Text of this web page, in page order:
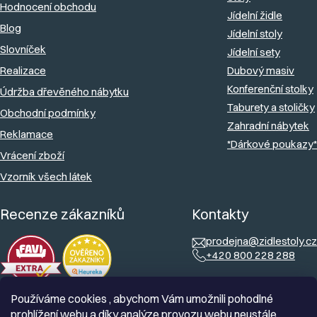
Používáme cookies , abychom Vám umožnili pohodlné
prohlížení webu a díky analýze provozu webu neustále
íHodnocení obchodu
Blog
Slovníček
Realizace
Údržba dřevěného nábytku
Obchodní podmínky
Reklamace
Vrácení zboží
Vzorník všech látek
Jídelní židle
Jídelní stoly
Jídelní sety
Dubový masiv
Konferenční stolky
Taburety a stoličky
Zahradní nábytek
*Dárkové poukazy*
Recenze zákazníků Kontakty
prodejna@zidlestoly.cz
+420 800 228 288